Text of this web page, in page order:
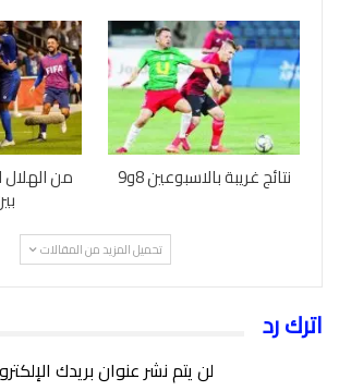
نتائج غريبة بالاسبوعين 8و9 من الهلال
تحميل المزيد من المقالات
اترك رد
لن يتم نشر عنوان بريدك